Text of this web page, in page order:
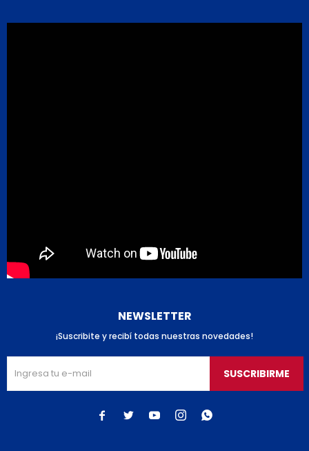
NEWSLETTER
¡Suscribite y recibí todas nuestras novedades!
SUSCRIBIRME
    